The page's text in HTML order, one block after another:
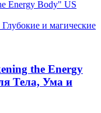
the Energy
Тела, Ума и